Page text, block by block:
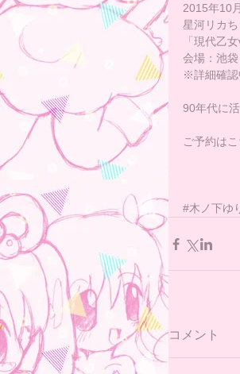
2015年10
星河リカ
「現代乙
会場：池
※詳細確認
90年代に
ご予約は
#木ノ下ゆ
コメント